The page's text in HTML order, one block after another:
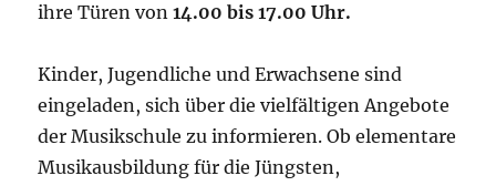
ihre Türen von 14.00 bis 17.00 Uhr.
Kinder, Jugendliche und Erwachsene sind
eingeladen, sich über die vielfältigen Angebote
der Musikschule zu informieren. Ob elementare
Musikausbildung für die Jüngsten,